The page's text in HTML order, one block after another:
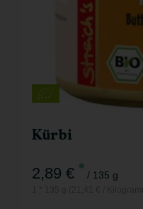
Kürbi
2,89 € * / 135 g